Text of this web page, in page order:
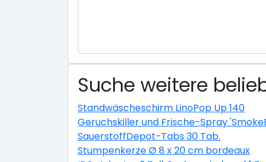
Suche weitere
Standwäscheschirm LinoPop Up 140
Geruchskiller und Frische-Spray
SauerstoffDepot-Tabs 30 Tab.
Stumpenkerze Ø 8 x 20 cm bordeaux